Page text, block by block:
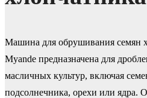
Машина для обрушивания семян
Myande предназначена для
масличных культур, включая
подсолнечника, орехи или ядра.